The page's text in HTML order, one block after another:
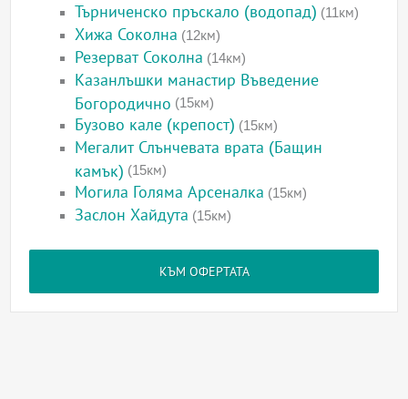
Търниченско пръскало (водопад) (11км)
Хижа Соколна (12км)
Резерват Соколна (14км)
Казанлъшки манастир Въведение
Богородично (15км)
Бузово кале (крепост) (15км)
Мегалит Слънчевата врата (Бащин
камък) (15км)
Могила Голяма Арсеналка (15км)
Заслон Хайдута (15км)
КЪМ ОФЕРТАТА